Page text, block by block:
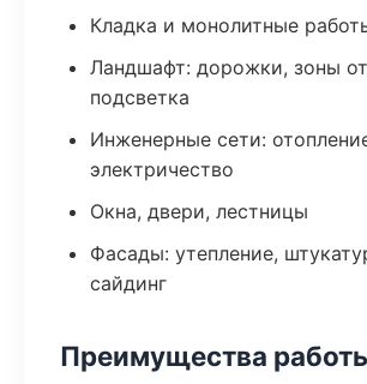
Кладка и монолитные
Ландшафт: дорожки, зоны
подсветка
Инженерные сети:
электричество
Окна, двери, лестницы
Фасады: утепление,
сайдинг
Преимущества